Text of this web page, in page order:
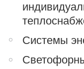
Системы